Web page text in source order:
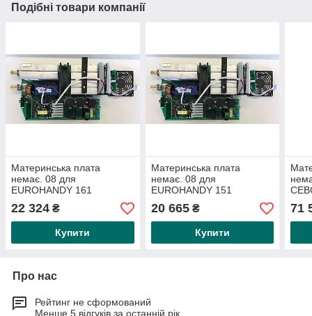
Подібні товари компанії
Материнська плата
немає. 08 для
EUROHANDY 161
(49805312) «знят із
виробництва»
22 324 ₴
Купити
Материнська плата
немає. 08 для
EUROHANDY 151
(49805311) «знят із
виробництва»
20 665₴
Купити
71
Про нас
Рейтинг не сформований
Менше 5 відгуків за останній рік